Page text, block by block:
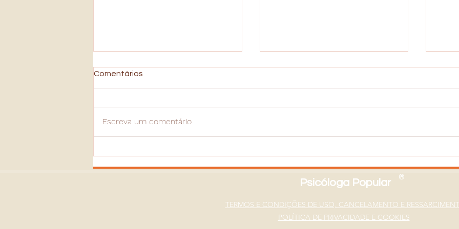
da Existência Interior
Comentários
Escreva um comentário
Psicóloga Popular ®
TERMOS E CONDIÇÕES DE USO, CANCELAMENTO E
POLÍTICA DE PRIVACIDADE E COOKIES